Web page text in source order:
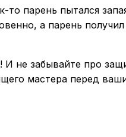
парень пытался
а парень
не забывайте про
мастера перед